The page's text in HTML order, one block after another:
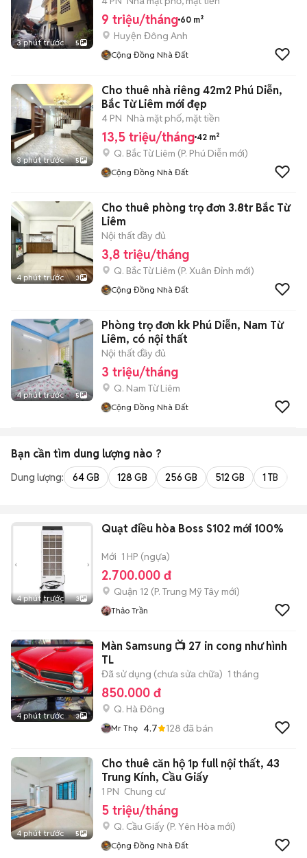
3 phút trước 5
9 triệu/tháng 60 m²
Huyện Đông Anh
Cộng Đồng Nhà Đất
3 phút trước 5
Cho thuê nhà riêng 42m2 Phú Diễn,
Bắc Từ Liêm mới đẹp
4 PN Nhà mặt phố, mặt tiền
13,5 triệu/tháng 42 m²
Q. Bắc Từ Liêm (P. Phú Diễn mới)
Cộng Đồng Nhà Đất
4 phút trước 3
Cho thuê phòng trọ đơn 3.8tr Bắc Từ
Liêm
Nội thất đầy đủ
3,8 triệu/tháng
Q. Bắc Từ Liêm (P. Xuân Đỉnh mới)
Cộng Đồng Nhà Đất
4 phút trước 5
Phòng trọ đơn kk Phú Diễn, Nam Từ
Liêm, có nội thất
Nội thất đầy đủ
3 triệu/tháng
Q. Nam Từ Liêm
Cộng Đồng Nhà Đất
Bạn cần tìm dung lượng nào ?
Dung lượng: 64 GB 128 GB 256 GB 512 GB 1 TB
4 phút trước 3
Quạt điều hòa Boss S102 mới 100%
Mới 1 HP (ngựa)
2.700.000 đ
Quận 12 (P. Trung Mỹ Tây mới)
Thảo Trần
4 phút trước 3
Màn Samsung 📺 27 in cong như hình
TL
Đã sử dụng (chưa sửa chữa) 1 tháng
850.000 đ
Q. Hà Đông
Mr Thọ 4.7 128 đã bán
4 phút trước 5
Cho thuê căn hộ 1p full nội thất, 43
Trung Kính, Cầu Giấy
1 PN Chung cư
5 triệu/tháng
Q. Cầu Giấy (P. Yên Hòa mới)
Cộng Đồng Nhà Đất